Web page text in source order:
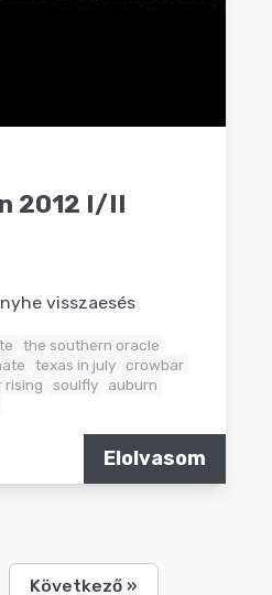
2012 I/II
visszaesés
the southern oracle
texas in july crowbar
rising soulfly
auburn
Elolvasom
Következő »